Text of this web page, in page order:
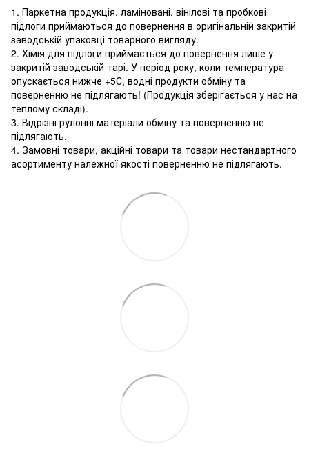
1. Паркетна продукція, ламіновані, вінілові та пробкові
підлоги приймаються до повернення в оригінальній закритій
заводській упаковці товарного вигляду.
2. Хімія для підлоги приймається до повернення лише у
закритій заводській тарі. У період року, коли температура
опускається нижче +5С, водні продукти обміну та
поверненню не підлягають! (Продукція зберігається у нас на
теплому складі).
3. Відрізні рулонні матеріали обміну та поверненню не
підлягають.
4. Замовні товари, акційні товари та товари нестандартного
асортименту належної якості поверненню не підлягають.